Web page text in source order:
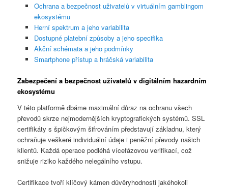
Ochrana a bezpečnost uživatelů v virtuálním gamblingom
ekosystému
Herní spektrum a jeho variabilita
Dostupné platební způsoby a jeho specifika
Akční schémata a jeho podmínky
Smartphone přístup a hráčská variabilita
Zabezpečení a bezpečnost uživatelů v digitálním hazardním
ekosystému
V této platformě dbáme maximální důraz na ochranu všech
převodů skrze nejmodernějších kryptografických systémů. SSL
certifikáty s špičkovým šifrováním představují základnu, který
ochraňuje veškeré individuální údaje i peněžní převody našich
klientů. Každá operace podléhá vícefázovou verifikací, což
snižuje riziko každého nelegálního vstupu.
Certifikace tvoří klíčový kámen důvěryhodnosti jakéhokoli